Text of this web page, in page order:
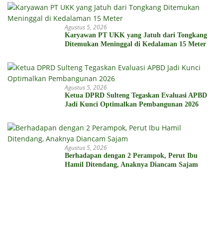
Agustus 5, 2026
Karyawan PT UKK yang Jatuh dari Tongkang
Ditemukan Meninggal di Kedalaman 15 Meter
Agustus 5, 2026
Ketua DPRD Sulteng Tegaskan Evaluasi APBD
Jadi Kunci Optimalkan Pembangunan 2026
Agustus 5, 2026
Berhadapan dengan 2 Perampok, Perut Ibu
Hamil Ditendang, Anaknya Diancam Sajam